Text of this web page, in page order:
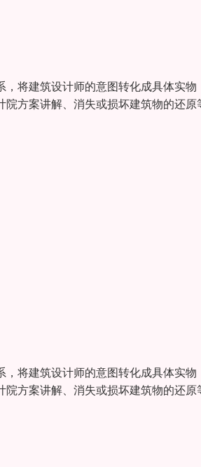
将建筑设计师的意图转化成具体实物
方案讲解、消失或损坏建筑物的还原
将建筑设计师的意图转化成具体实物
方案讲解、消失或损坏建筑物的还原